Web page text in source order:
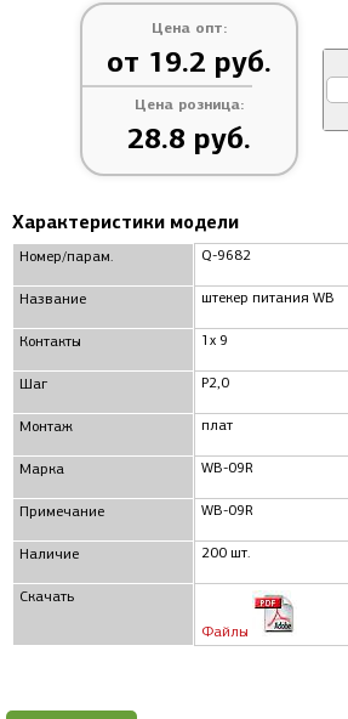
Цена опт:
от 19.2 руб.
Цена розница:
28.8 руб.
Характеристики модели
Номер/парам.
Название
Контакты
Шаг
Монтаж
Марка
Примечание
Наличие
Скачать
Q-9682
штекер питания WB
1x 9
P2,0
плат
WB-09R
WB-09R
200 шт.
Файлы